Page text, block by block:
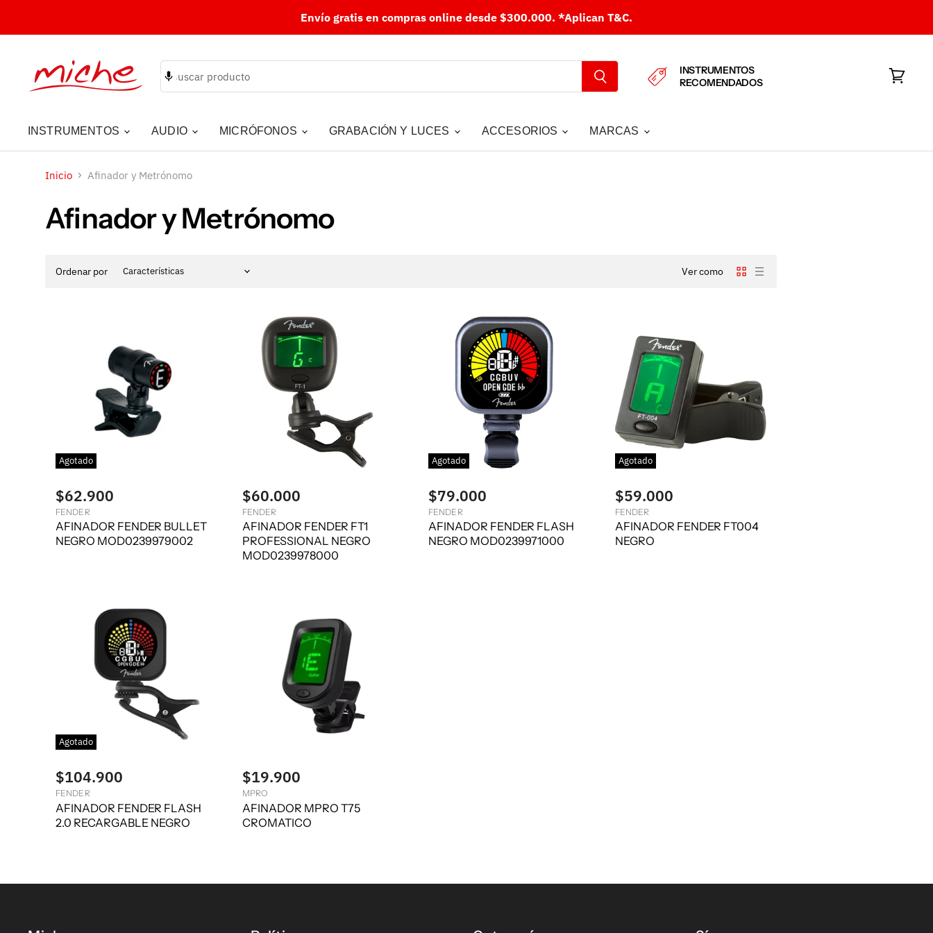
Envío gratis en compras online desde $300.000. *Aplican T&C.
INSTRUMENTOS
RECOMENDADOS
INSTRUMENTOS AUDIO MICRÓFONOS GRABACIÓN Y LUCES ACCESORIOS MARCAS
Inicio Afinador y Metrónomo
Afinador y Metrónomo
Ordenar por Ver como
Agotado
$62.900
FENDER
AFINADOR FENDER BULLET
NEGRO MOD0239979002
$60.000
FENDER
AFINADOR FENDER FT1
PROFESSIONAL NEGRO
MOD0239978000
Agotado
$79.000
FENDER
AFINADOR FENDER FLASH
NEGRO MOD0239971000
Agotado
$59.000
FENDER
AFINADOR FENDER FT004
NEGRO
Agotado
$104.900
FENDER
AFINADOR FENDER FLASH
2.0 RECARGABLE NEGRO
$19.900
MPRO
AFINADOR MPRO T75
CROMATICO